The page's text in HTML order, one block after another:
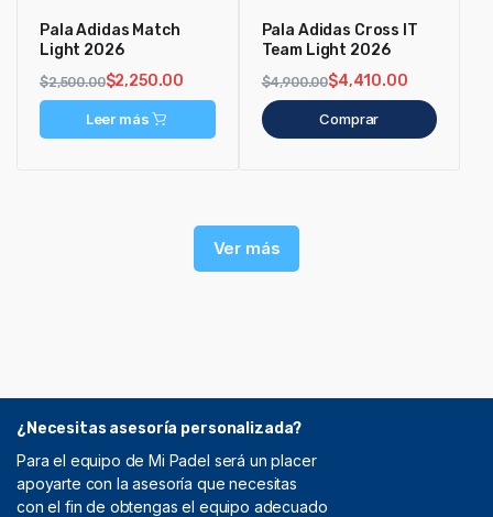
Pala Adidas Match
Light 2026
$2,500.00$2,250.00
Leer más
Pala Adidas Cross IT
Team Light 2026
$4,900.00$4,410.00
Comprar
Ver más
¿Necesitas asesoría personalizada?
Para el equipo de Mi Padel será un placer
apoyarte con la asesoría que necesitas
con el fin de obtengas el equipo adecuado